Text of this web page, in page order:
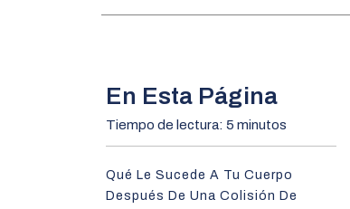
m
En Esta Página
Tiempo de lectura: 5 minutos
Qué Le Sucede A Tu Cuerpo
Después De Una Colisión De